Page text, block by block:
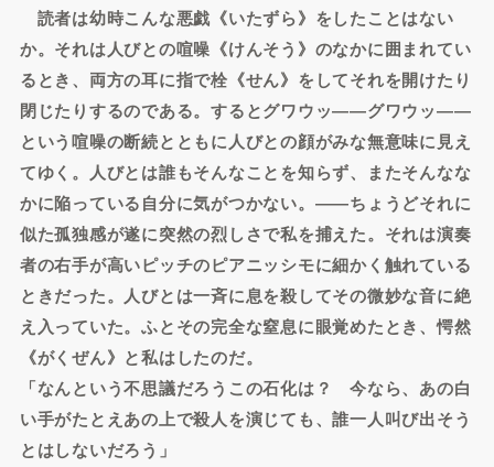
読者は幼時こんな悪戯《いたずら》をしたことはない
か。それは人びとの喧噪《けんそう》のなかに囲まれてい
るとき、両方の耳に指で栓《せん》をしてそれを開けたり
閉じたりするのである。するとグワウッ――グワウッ――
という喧噪の断続とともに人びとの顔がみな無意味に見え
てゆく。人びとは誰もそんなことを知らず、またそんなな
かに陥っている自分に気がつかない。――ちょうどそれに
似た孤独感が遂に突然の烈しさで私を捕えた。それは演奏
者の右手が高いピッチのピアニッシモに細かく触れている
ときだった。人びとは一斉に息を殺してその微妙な音に絶
え入っていた。ふとその完全な窒息に眼覚めたとき、愕然
《がくぜん》と私はしたのだ。
「なんという不思議だろうこの石化は？ 今なら、あの白
い手がたとえあの上で殺人を演じても、誰一人叫び出そう
とはしないだろう」